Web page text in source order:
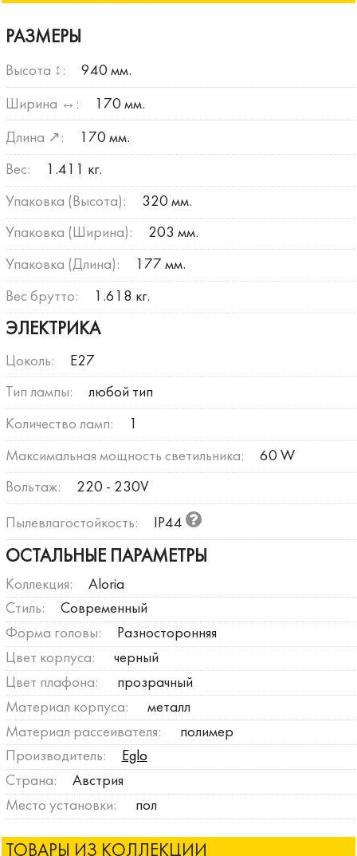
РАЗМЕРЫ
Высота ↕: 940 мм.
Ширина ↔: 170 мм.
Длина ↗: 170 мм.
Вес: 1.411 кг.
Упаковка (Высота): 320 мм.
Упаковка (Ширина): 203 мм.
Упаковка (Длина): 177 мм.
Вес брутто: 1.618 кг.
ЭЛЕКТРИКА
Цоколь: E27
Тип лампы: любой тип
Количество ламп: 1
Максимальная мощность светильника: 60 W
Вольтаж: 220 - 230V
Пылевлагостойкость: IP44
ОСТАЛЬНЫЕ ПАРАМЕТРЫ
Коллекция:
Aloria
Стиль:
Современный
Форма головы:
Разносторонняя
Цвет корпуса:
черный
Цвет плафона:
прозрачный
Материал корпуса:
металл
Материал рассеивателя:
полимер
Производитель:
Eglo
Страна:
Австрия
Место установки:
пол
ТОВАРЫ ИЗ КОЛЛЕКЦИИ